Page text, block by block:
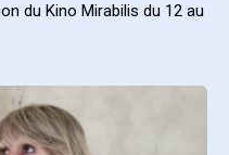
du Kino Mirabilis du 12 au